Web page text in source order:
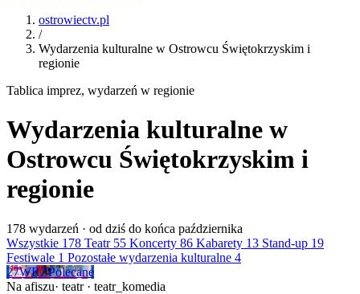
ostrowiectv.pl
/
Wydarzenia kulturalne w Ostrowcu Świętokrzyskim i
regionie
Tablica imprez, wydarzeń w regionie
Wydarzenia kulturalne w
Ostrowcu Świętokrzyskim i
regionie
178 wydarzeń · od dziś do końca października
Wszystkie 178 Teatr 55 Koncerty 86 Kabarety 13 Stand-up 19
Festiwale 1 Pozostałe wydarzenia kulturalne 4
27WRZPolecane
Na afiszu· teatr · teatr_komedia